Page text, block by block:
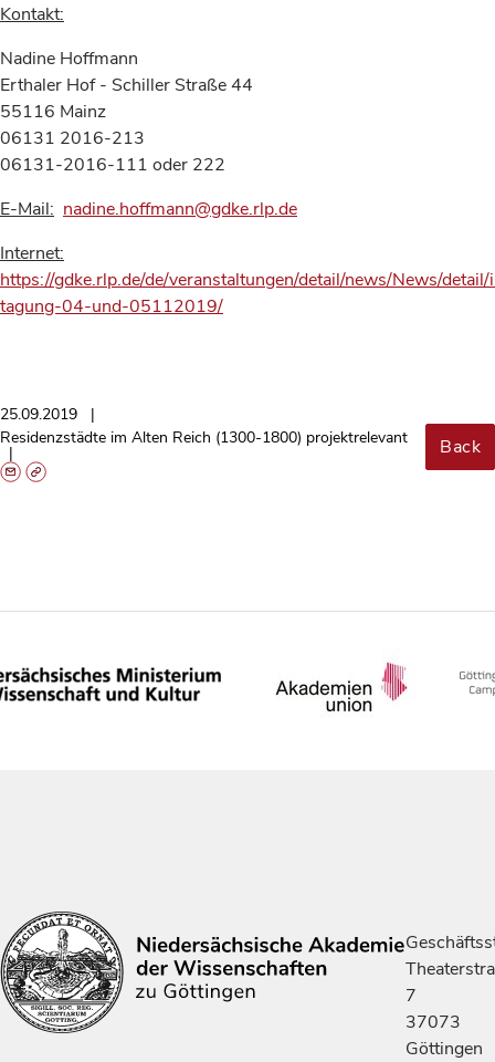
Kontakt:
Nadine Hoffmann
Erthaler Hof - Schiller Straße 44
55116 Mainz
06131 2016-213
06131-2016-111 oder 222
E-Mail: nadine.hoffmann@gdke.rlp.de
Internet:
https://gdke.rlp.de/de/veranstaltungen/detail/news/News/
tagung-04-und-05112019/
25.09.2019
Residenzstädte im Alten Reich (1300-1800) projektrelevant
Back
7
37073
Göttingen